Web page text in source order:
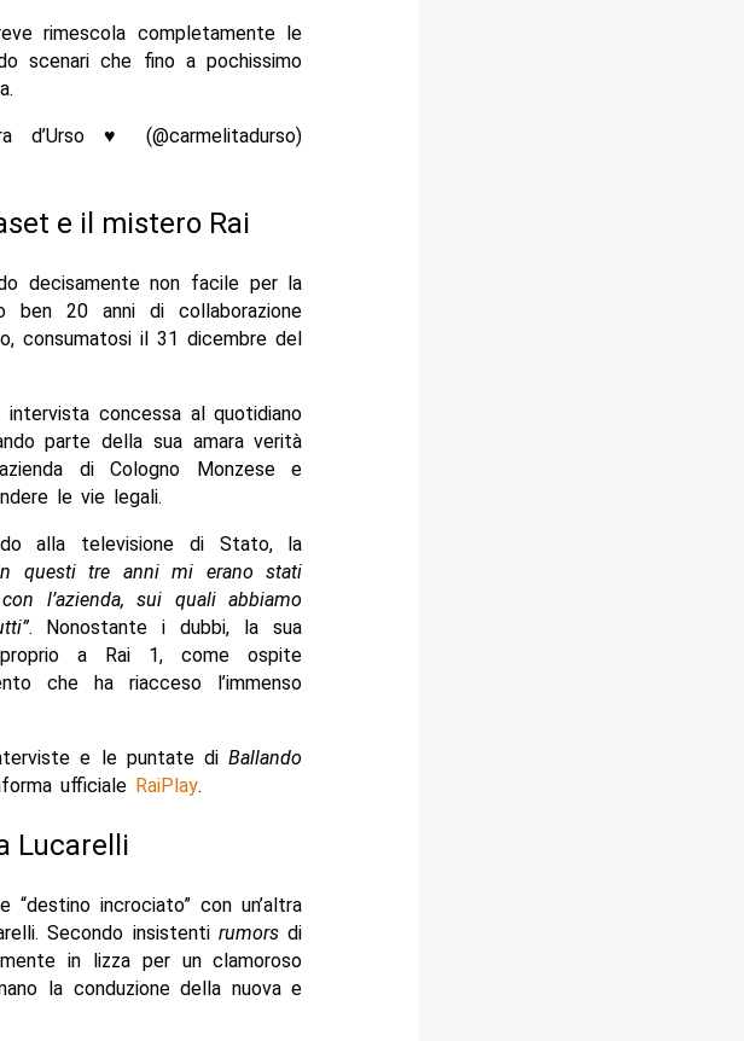
rimescola completamente le
scenari che fino a pochissimo
d’Urso ♥️ (@carmelitadurso)
e il mistero Rai
decisamente non facile per la
ben 20 anni di collaborazione
consumatosi il 31 dicembre del
concessa al quotidiano
parte della sua amara verità
di Cologno Monzese e
le vie legali.
alla televisione di Stato, la
questi tre anni mi erano stati
l’azienda, sui quali abbiamo
. Nonostante i dubbi, la sua
proprio a Rai 1, come ospite
che ha riacceso l’immenso
e le puntate diBallando
ufficiale RaiPlay.
Lucarelli
incrociato” con un’altra
Secondo insistentirumors di
in lizza per un clamoroso
la conduzione della nuova e